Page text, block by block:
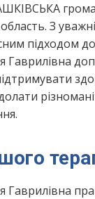
З
підходом до
Гаврилівна
Гаврилівна